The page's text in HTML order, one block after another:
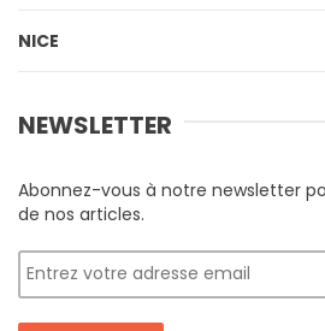
NICE
NEWSLETTER
Abonnez-vous à notre newsletter
de nos articles.